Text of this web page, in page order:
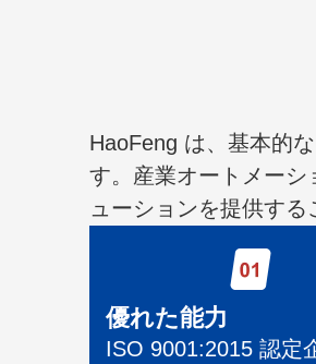
HaoFeng は、基本的
す。産業オートメーシ
ューションを提供する
優れた能力
ISO 9001:2015 認定